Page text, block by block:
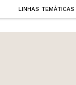
LINHAS TEMÁTICAS